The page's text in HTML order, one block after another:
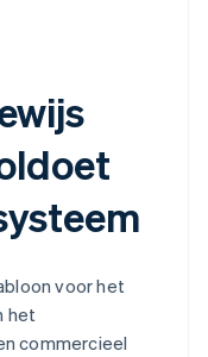
voor het
het
commercieel